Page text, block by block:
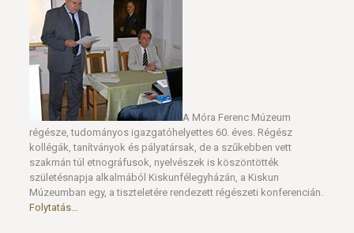
A Móra Ferenc Múzeum
régésze, tudományos igazgatóhelyettes 60. éves. Régész
kollégák, tanítványok és pályatársak, de a szűkebben vett
szakmán túl etnográfusok, nyelvészek is köszöntötték
születésnapja alkalmából Kiskunfélegyházán, a Kiskun
Múzeumban egy, a tiszteletére rendezett régészeti konferencián.
Folytatás…